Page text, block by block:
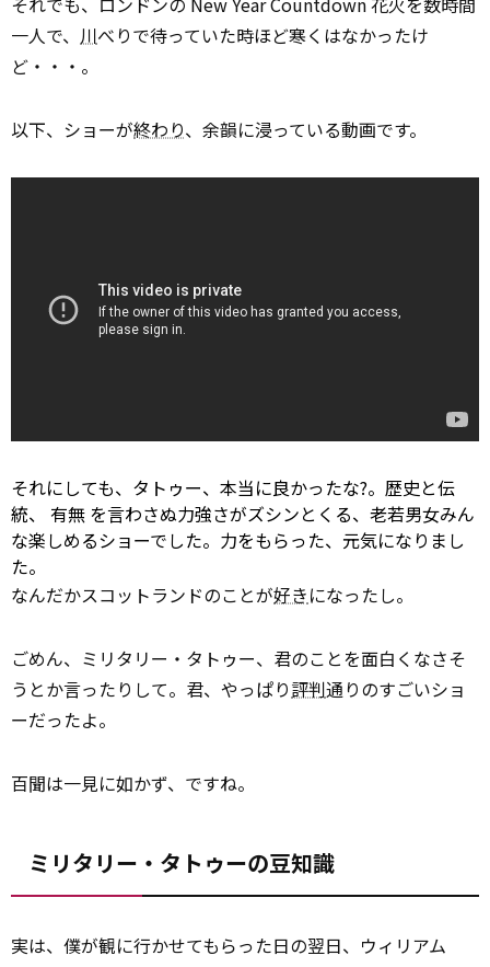
一人で、 川べりで待っていた時ほど寒くはなかったけ
ど・・・。
以下、ショーが終わり、余韻に浸っている動画です。
それにしても、タトゥー、本当に良かったな?。歴史と伝
統、 有無 を言わさぬ力強さがズシンとくる、老若男女みん
な楽しめるショーでした。力をもらった、元気になりまし
た。
なんだかスコットランドのことが好きになったし。
ごめん、ミリタリー・タトゥー、君のことを面白くなさそ
うとか言ったりして。君、やっぱり評判通りのすごいショ
ーだったよ。
百聞は一見に如かず、ですね。
ミリタリー・タトゥーの豆知識
実は、僕が観に行かせてもらった日の翌日、ウィリアム